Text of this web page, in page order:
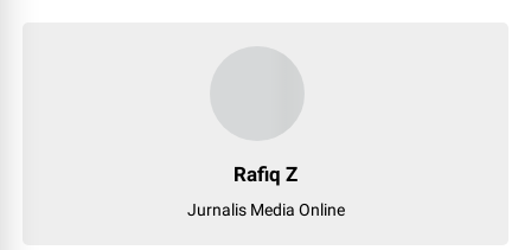
Rafiq Z
Jurnalis Media Online